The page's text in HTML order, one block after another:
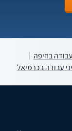
עבודה בחיפה
עבודה בכרמיאל